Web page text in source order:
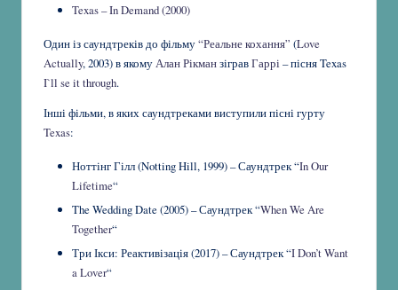
Texas – In Demand (2000)
Один із саундтреків до фільму“Реальне кохання” (Love
Actually, 2003) в якомуАлан РікманзігравГаррі– пісня Texas
I`ll se it through.
Інші фільми, в яких саундтреками виступили пісні гурту
Texas:
Ноттінг Гілл (Notting Hill, 1999) – Саундтрек “In Our
Lifetime“
The Wedding Date (2005) – Саундтрек “When We Are
Together“
Три Ікси: Реактивізація (2017) – Саундтрек “I Don’t Want
a Lover“